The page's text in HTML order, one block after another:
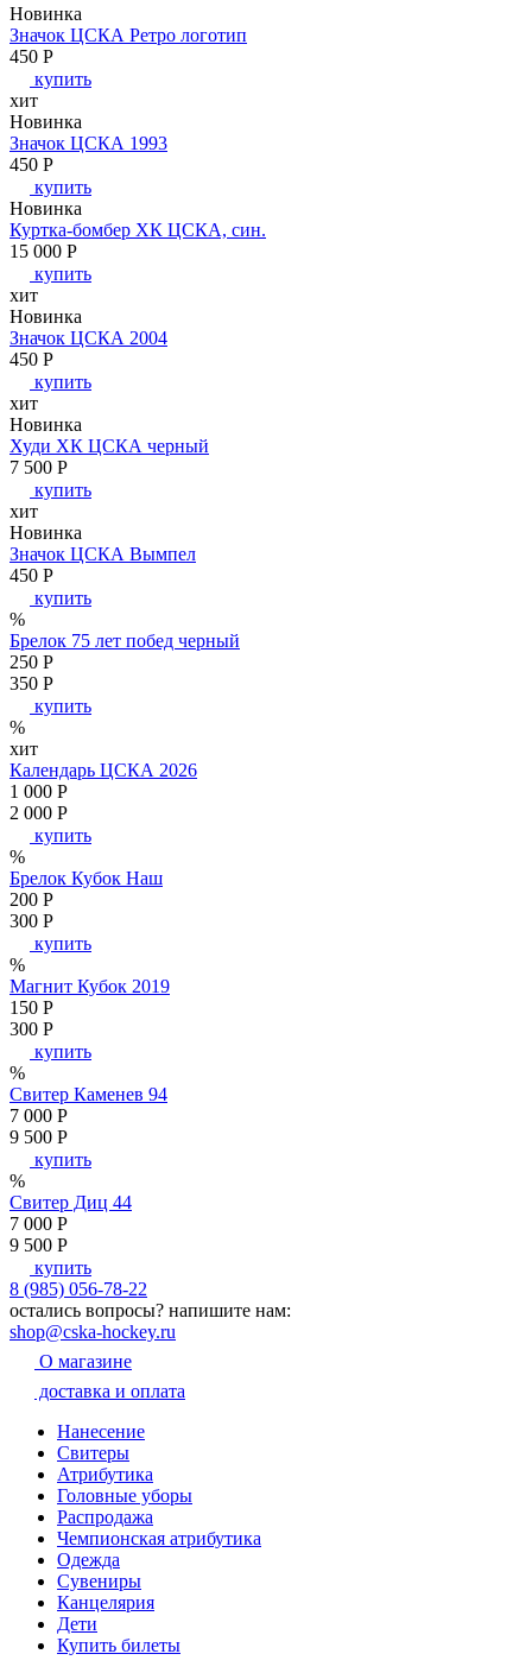
Новинка
Значок ЦСКА Ретро логотип
450 P
купить
хит
Новинка
Значок ЦСКА 1993
450 P
купить
Новинка
Куртка-бомбер ХК ЦСКА, син.
15 000 P
купить
хит
Новинка
Значок ЦСКА 2004
450 P
купить
хит
Новинка
Худи ХК ЦСКА черный
7 500 P
купить
хит
Новинка
Значок ЦСКА Вымпел
450 P
купить
%
Брелок 75 лет побед черный
250 P
350 P
купить
%
хит
Календарь ЦСКА 2026
1 000 P
2 000 P
купить
%
Брелок Кубок Наш
200 P
300 P
купить
%
Магнит Кубок 2019
150 P
300 P
купить
%
Свитер Каменев 94
7 000 P
9 500 P
купить
%
Свитер Диц 44
7 000 P
9 500 P
купить
8 (985) 056-78-22
остались вопросы? напишите нам:
shop@cska-hockey.ru
О магазине
доставка и оплата
Нанесение
Свитеры
Атрибутика
Головные уборы
Распродажа
Чемпионская атрибутика
Одежда
Сувениры
Канцелярия
Дети
Купить билеты